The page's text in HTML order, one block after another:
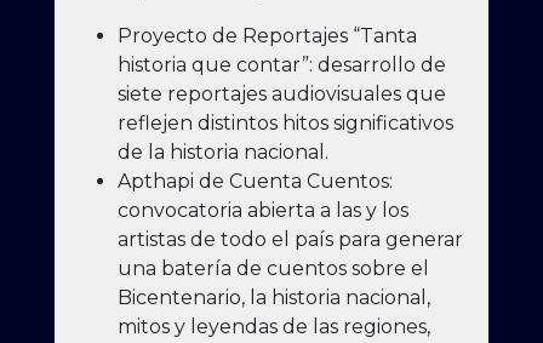
Proyecto de Reportajes “Tanta
historia que contar”: desarrollo de
siete reportajes audiovisuales que
reflejen distintos hitos significativos
de la historia nacional.
Apthapi de Cuenta Cuentos:
convocatoria abierta a las y los
artistas de todo el país para generar
una batería de cuentos sobre el
Bicentenario, la historia nacional,
mitos y leyendas de las regiones,